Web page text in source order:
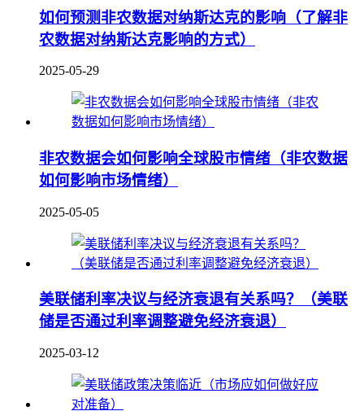
如何预测非农数据对纳斯达克的影响（了解非
农数据对纳斯达克影响的方式）
2025-05-29
非农数据会如何影响全球股市情绪（非农数据
如何影响市场情绪）
2025-05-05
美联储利率决议与经济衰退有关系吗？（美联
储是否通过利率调整避免经济衰退）
2025-03-12